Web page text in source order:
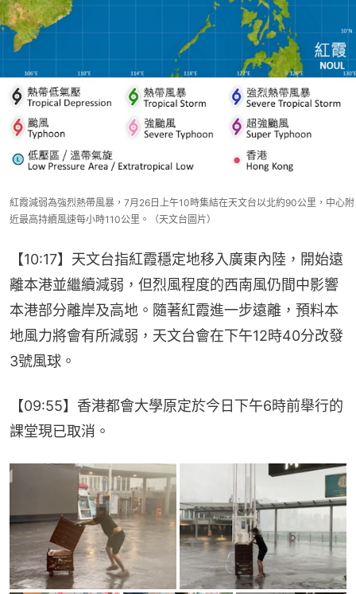
紅霞減弱為強烈熱帶風暴，7月26日上午10時集結在天文台以北約90公里，中心附
近最高持續風速每小時110公里。（天文台圖片）
【10:17】天文台指紅霞穩定地移入廣東內陸，開始遠
離本港並繼續減弱，但烈風程度的西南風仍間中影響
本港部分離岸及高地。隨著紅霞進一步遠離，預料本
地風力將會有所減弱，天文台會在下午12時40分改發
3號風球。
【09:55】香港都會大學原定於今日下午6時前舉行的
課堂現已取消。